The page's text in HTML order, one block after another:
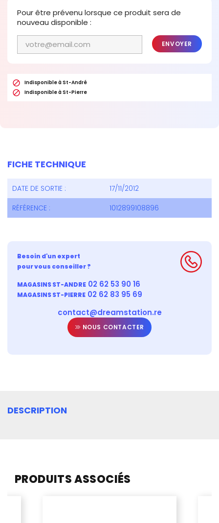
Pour être prévenu lorsque ce produit sera de
nouveau disponible :
ENVOYER
 Indisponible à St-André
 Indisponible à St-Pierre
FICHE TECHNIQUE
DATE DE SORTIE :
17/11/2012
RÉFÉRENCE :
1012899108896
Besoin d'un expert
pour vous conseiller ?
MAGASINS ST-ANDRE 02 62 53 90 16
MAGASINS ST-PIERRE 02 62 83 95 69
contact@dreamstation.re
NOUS CONTACTER
DESCRIPTION
PRODUITS ASSOCIÉS